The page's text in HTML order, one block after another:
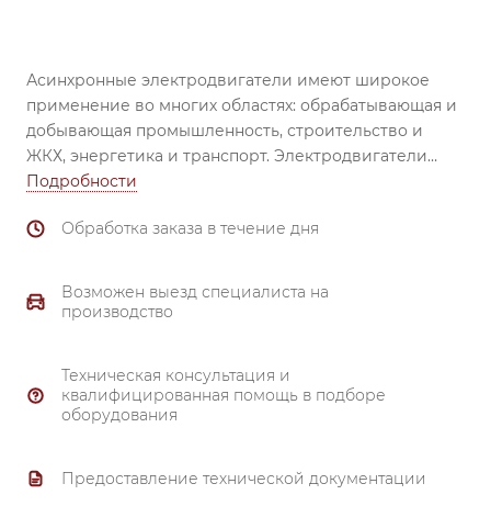
Асинхронные электродвигатели имеют широкое
применение во многих областях: обрабатывающая и
добывающая промышленность, строительство и
ЖКХ, энергетика и транспорт. Электродвигатели
незаменимы при использовании в вентиляторах,
смесителях, механизмах перемещения, затворах и
подшипник (все электродвигатели комплектуются
высоконадежными подшипниками ведущих
чугун.
Тройной контроль качества.
Материал обмотки - 99.7% медь.
Подробности
Обработка заказа в течение дня
Возможен выезд специалиста на
производство
Техническая консультация и
квалифицированная помощь в подборе
оборудования
Предоставление технической документации